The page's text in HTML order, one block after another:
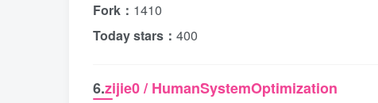
Fork： 1410
Today stars： 400
6.zijie0 / HumanSystemOptimization